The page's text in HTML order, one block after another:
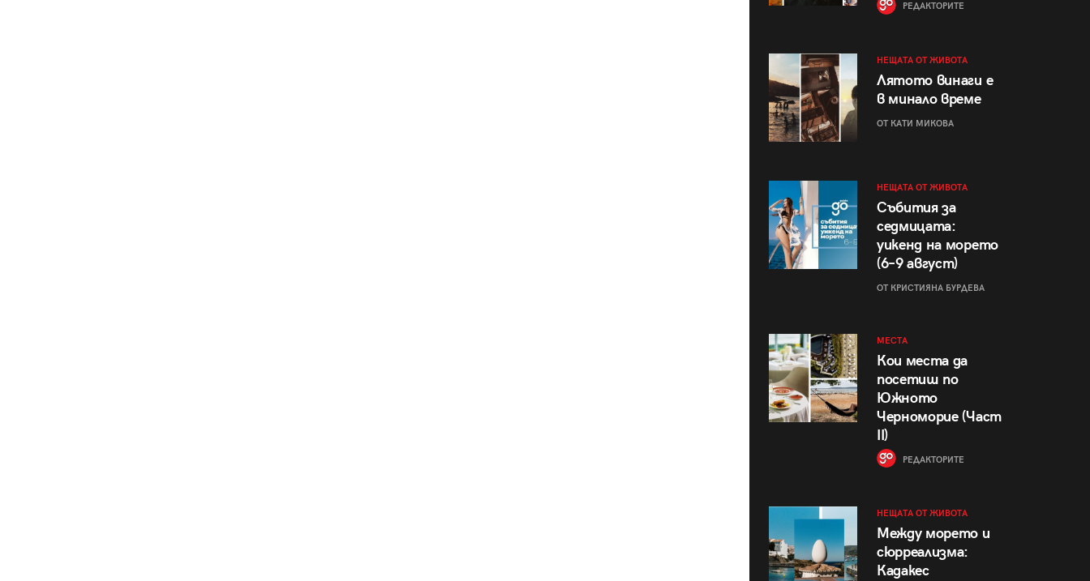
РЕДАКТОРИТЕ
НЕЩАТА ОТ ЖИВОТА
Лятото винаги е
в минало време
ОТ КАТИ МИКОВА
НЕЩАТА ОТ ЖИВОТА
Събития за
седмицата:
уикенд на морето
(6–9 август)
ОТ КРИСТИЯНА БУРДЕВА
МЕСТА
Кои места да
посетиш по
Южното
Черноморие (Част
II)
РЕДАКТОРИТЕ
НЕЩАТА ОТ ЖИВОТА
Между морето и
сюрреализма:
Кадакес